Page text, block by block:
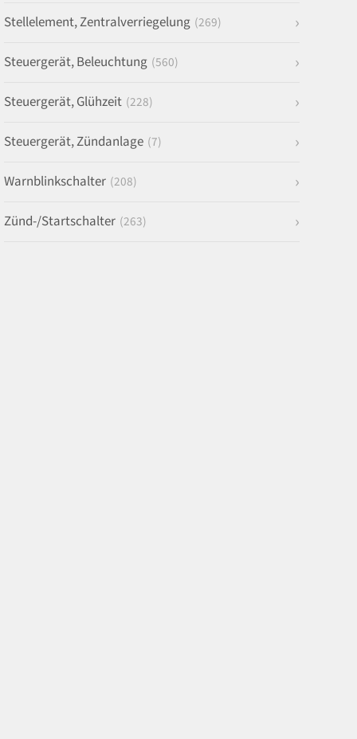
Stellelement, Zentralverriegelung (269)
Steuergerät, Beleuchtung (560)
Steuergerät, Glühzeit (228)
Steuergerät, Zündanlage (7)
Warnblinkschalter (208)
Zünd-/Startschalter (263)